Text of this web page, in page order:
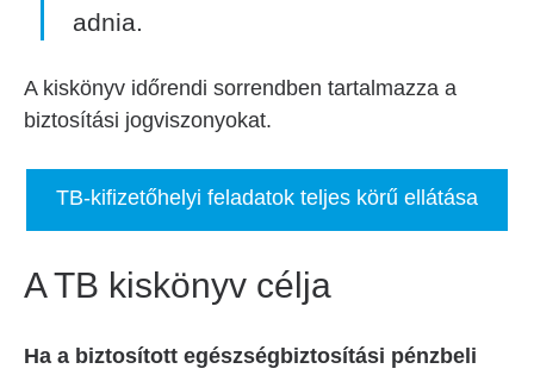
adnia.
A kiskönyv időrendi sorrendben tartalmazza a
biztosítási jogviszonyokat.
TB-kifizetőhelyi feladatok teljes körű ellátása
A TB kiskönyv célja
Ha a biztosított egészségbiztosítási pénzbeli